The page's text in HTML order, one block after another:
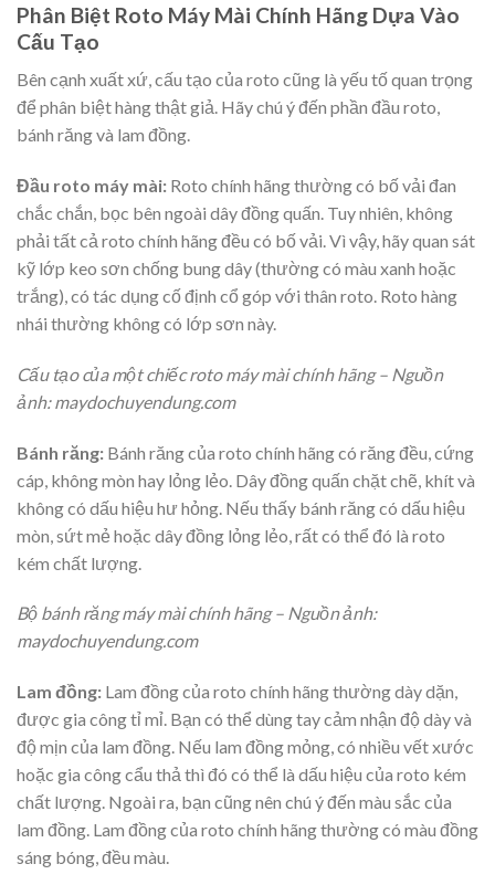
Phân Biệt Roto Máy Mài Chính Hãng Dựa Vào
Cấu Tạo
Bên cạnh xuất xứ, cấu tạo của roto cũng là yếu tố quan trọng
để phân biệt hàng thật giả. Hãy chú ý đến phần đầu roto,
bánh răng và lam đồng.
Đầu roto máy mài: Roto chính hãng thường có bố vải đan
chắc chắn, bọc bên ngoài dây đồng quấn. Tuy nhiên, không
phải tất cả roto chính hãng đều có bố vải. Vì vậy, hãy quan sát
kỹ lớp keo sơn chống bung dây (thường có màu xanh hoặc
trắng), có tác dụng cố định cổ góp với thân roto. Roto hàng
nhái thường không có lớp sơn này.
Cấu tạo của một chiếc roto máy mài chính hãng – Nguồn
ảnh: maydochuyendung.com
Bánh răng: Bánh răng của roto chính hãng có răng đều, cứng
cáp, không mòn hay lỏng lẻo. Dây đồng quấn chặt chẽ, khít và
không có dấu hiệu hư hỏng. Nếu thấy bánh răng có dấu hiệu
mòn, sứt mẻ hoặc dây đồng lỏng lẻo, rất có thể đó là roto
kém chất lượng.
Bộ bánh răng máy mài chính hãng – Nguồn ảnh:
maydochuyendung.com
Lam đồng: Lam đồng của roto chính hãng thường dày dặn,
được gia công tỉ mỉ. Bạn có thể dùng tay cảm nhận độ dày và
độ mịn của lam đồng. Nếu lam đồng mỏng, có nhiều vết xước
hoặc gia công cẩu thả thì đó có thể là dấu hiệu của roto kém
chất lượng. Ngoài ra, bạn cũng nên chú ý đến màu sắc của
lam đồng. Lam đồng của roto chính hãng thường có màu đồng
sáng bóng, đều màu.